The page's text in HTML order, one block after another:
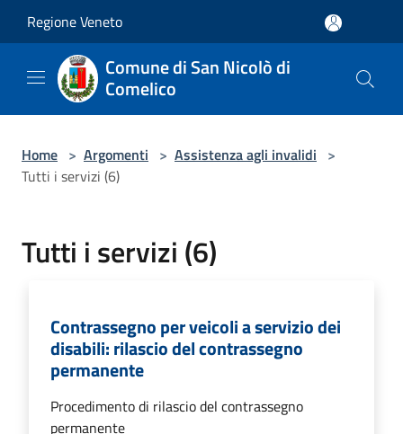
Regione Veneto
Comune di San Nicolò di
Comelico
Home > Argomenti > Assistenza agli invalidi >
Tutti i servizi (6)
Tutti i servizi (6)
Contrassegno per veicoli a servizio dei
disabili: rilascio del contrassegno
permanente
Procedimento di rilascio del contrassegno
permanente